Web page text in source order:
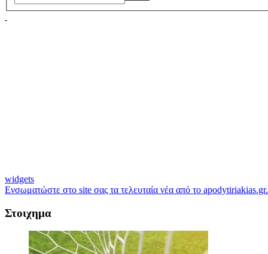
widgets
Ενσωματώστε στο site σας τα τελευταία νέα από το apodytiriakias.gr.
Στοιχημα